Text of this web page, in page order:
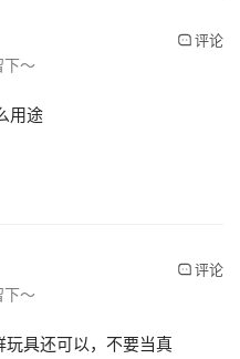
下～
评论
用途
下～
评论
具还可以，不要当真